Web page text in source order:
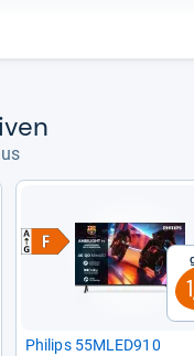
Phi­lips 55MLED910